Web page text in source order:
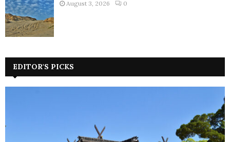
August 3, 2026 0
EDITOR'S PICKS